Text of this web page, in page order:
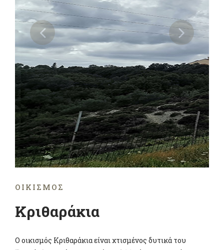
ΟΙΚΙΣΜΌΣ
Κριθαράκια
Ο οικισμός Κριθαράκια είναι χτισμένος δυτικά του